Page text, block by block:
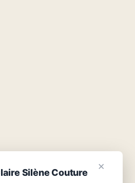
×
Silène Couture